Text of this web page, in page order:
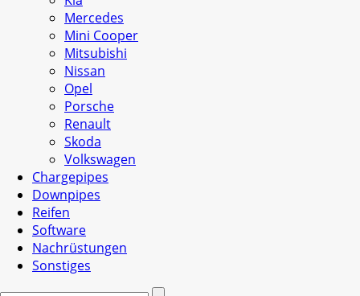
Mercedes
Mini Cooper
Mitsubishi
Nissan
Opel
Porsche
Renault
Skoda
Volkswagen
Chargepipes
Downpipes
Reifen
Software
Nachrüstungen
Sonstiges